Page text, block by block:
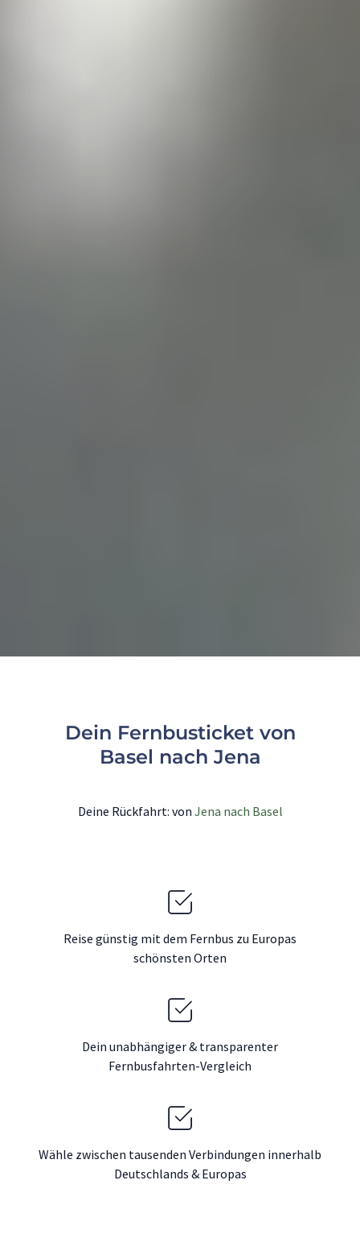
Dein Fernbusticket von
Basel nach Jena
Deine Rückfahrt: von Jena nach Basel
Reise günstig mit dem Fernbus zu Europas
schönsten Orten
Dein unabhängiger & transparenter
Fernbusfahrten-Vergleich
Wähle zwischen tausenden Verbindungen innerhalb
Deutschlands & Europas